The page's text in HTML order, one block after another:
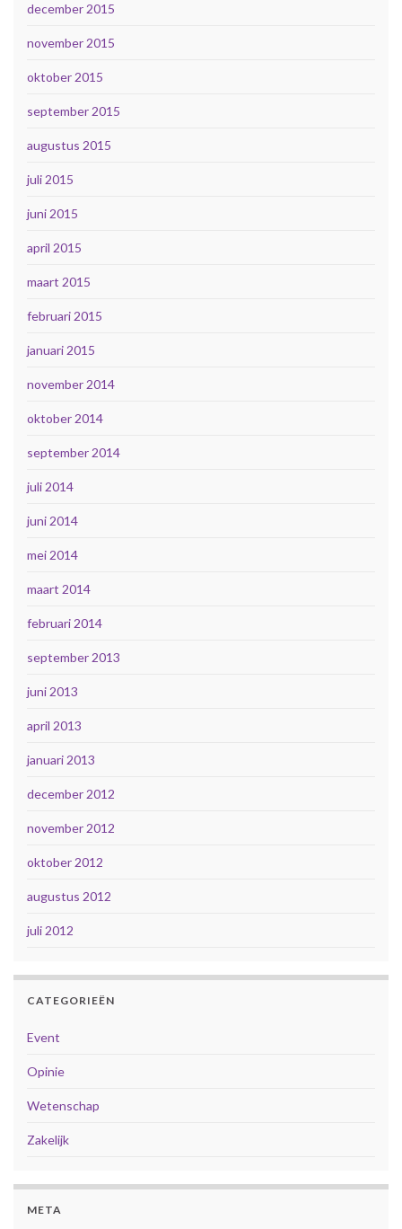
december 2015
november 2015
oktober 2015
september 2015
augustus 2015
juli 2015
juni 2015
april 2015
maart 2015
februari 2015
januari 2015
november 2014
oktober 2014
september 2014
juli 2014
juni 2014
mei 2014
maart 2014
februari 2014
september 2013
juni 2013
april 2013
januari 2013
december 2012
november 2012
oktober 2012
augustus 2012
juli 2012
CATEGORIEËN
Event
Opinie
Wetenschap
Zakelijk
META